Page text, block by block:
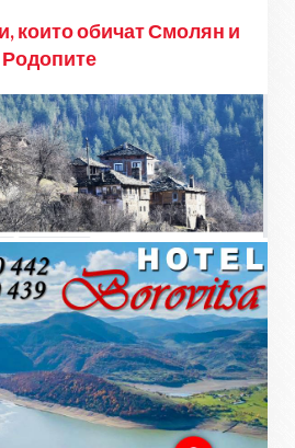
които обичат Смолян и
Родопите